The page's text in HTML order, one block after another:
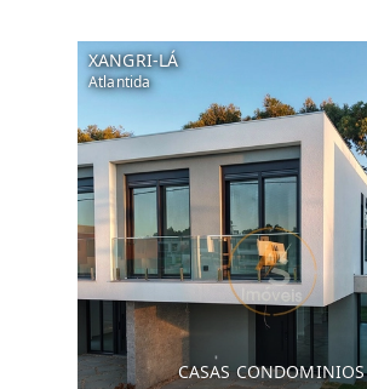
XANGRI-LÁ
Atlantida
CASAS CONDOMINIOS